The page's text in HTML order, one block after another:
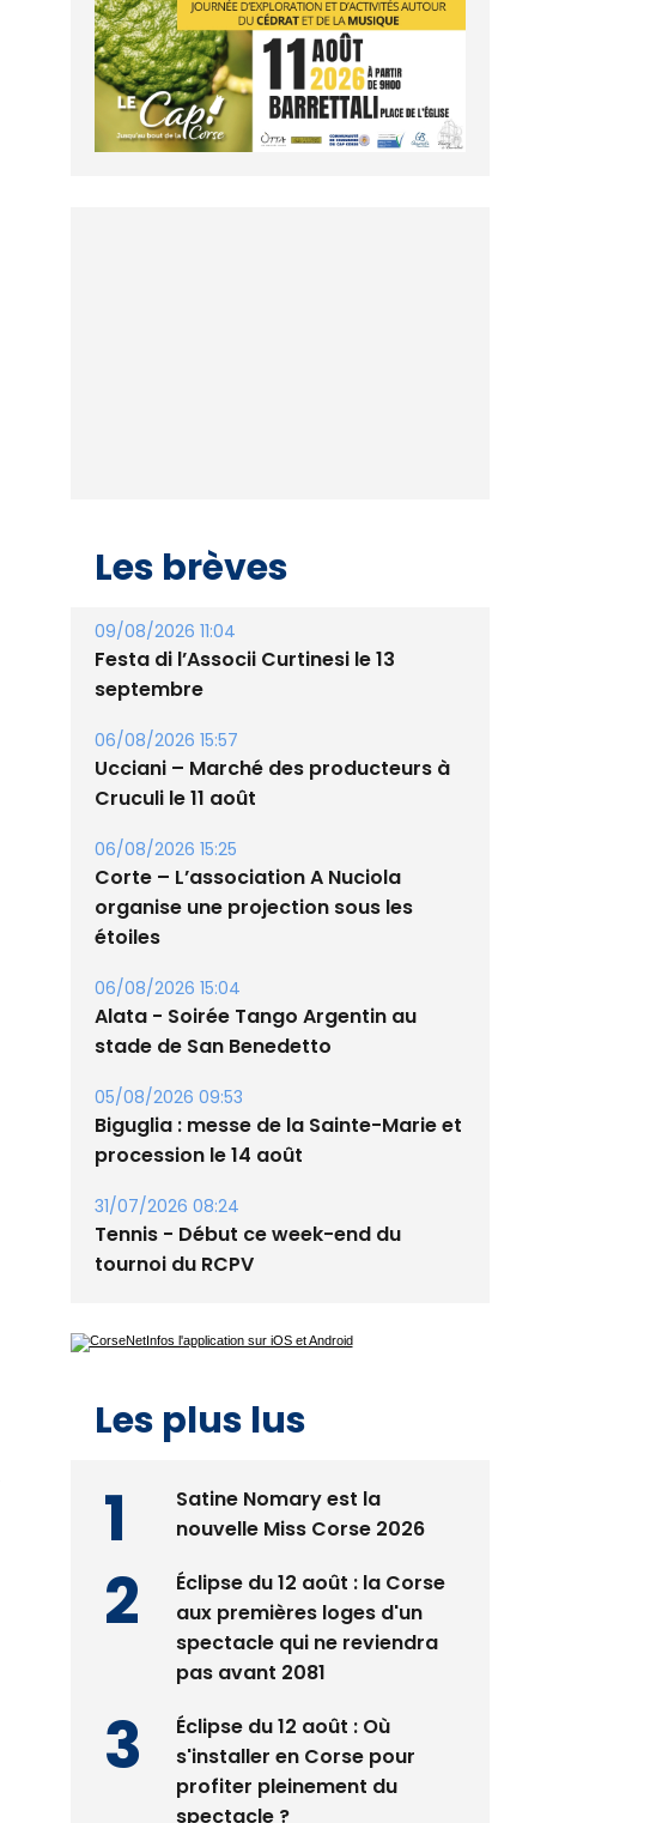
Les brèves
09/08/2026 11:04
Festa di l’Associi Curtinesi le 13
septembre
06/08/2026 15:57
Ucciani – Marché des producteurs à
Cruculi le 11 août
06/08/2026 15:25
Corte – L’association A Nuciola
organise une projection sous les
étoiles
06/08/2026 15:04
Alata - Soirée Tango Argentin au
stade de San Benedetto
05/08/2026 09:53
Biguglia : messe de la Sainte-Marie et
procession le 14 août
31/07/2026 08:24
Tennis - Début ce week-end du
tournoi du RCPV
Les plus lus
Satine Nomary est la
nouvelle Miss Corse 2026
Éclipse du 12 août : la Corse
aux premières loges d'un
spectacle qui ne reviendra
pas avant 2081
Éclipse du 12 août : Où
s'installer en Corse pour
profiter pleinement du
spectacle ?